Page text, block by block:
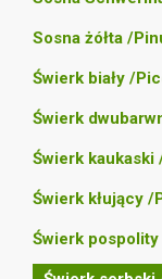
Sosna żółta /
Świerk biały /
Świerk
Świerk
Świerk kłujący
Świerk